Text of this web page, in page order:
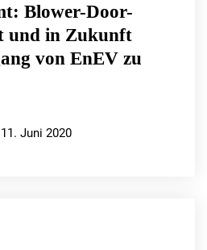
Blower-Door-
und in Zukunft
von EnEV zu
11. Juni 2020